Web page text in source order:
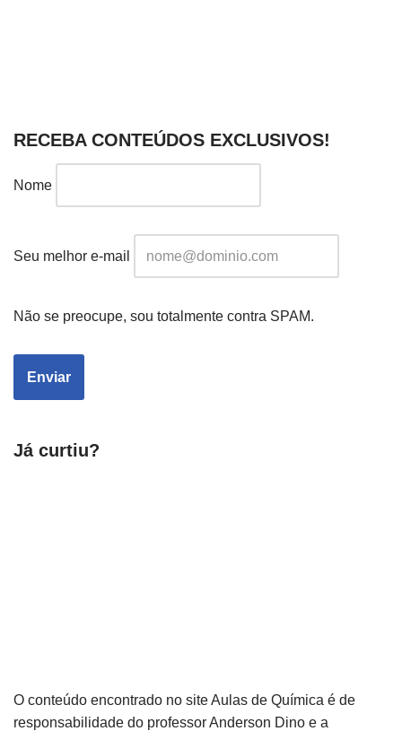
RECEBA CONTEÚDOS EXCLUSIVOS!
Nome
Seu melhor e-mail
Não se preocupe, sou totalmente contra SPAM.
Já curtiu?
O conteúdo encontrado no site Aulas de Química é de
responsabilidade do professor Anderson Dino e a